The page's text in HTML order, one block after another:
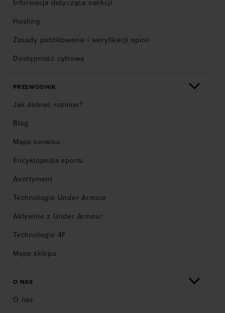
Informacja dotycząca sankcji
Hosting
Zasady publikowania i weryfikacji opinii
Dostępność cyfrowa
PRZEWODNIK
Jak dobrać rozmiar?
Blog
Mapa serwisu
Encyklopedia sportu
Asortyment
Technologie Under Armour
Aktywnie z Under Armour
Technologie 4F
Mapa sklepu
O NAS
O nas